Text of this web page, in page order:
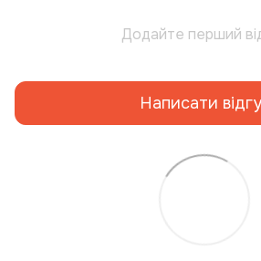
Додайте перший
Написати